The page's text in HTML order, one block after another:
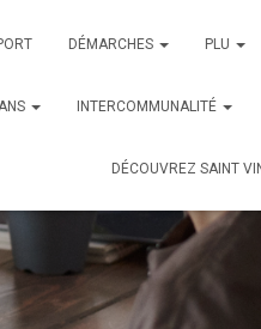
DÉMARCHES PLU
INTERCOMMUNALITÉ
DÉCOUVREZ SAINT